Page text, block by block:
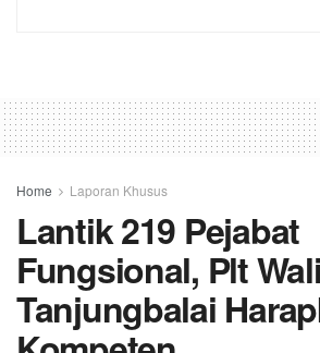
Home Laporan Khusus
Lantik 219 Pejabat
Fungsional, Plt
Tanjungbalai